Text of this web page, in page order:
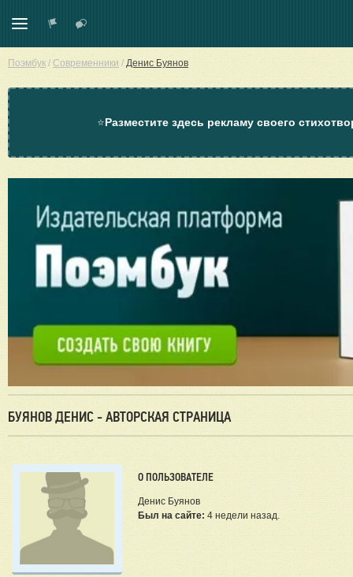
Поэмбук / Современники / Денис Буянов
⭐Разместите здесь рекламу своего
БУЯНОВ ДЕНИС - АВТОРСКАЯ СТРАНИЦА
О ПОЛЬЗОВАТЕЛЕ
Денис Буянов
Был на сайте: 4 недели назад.